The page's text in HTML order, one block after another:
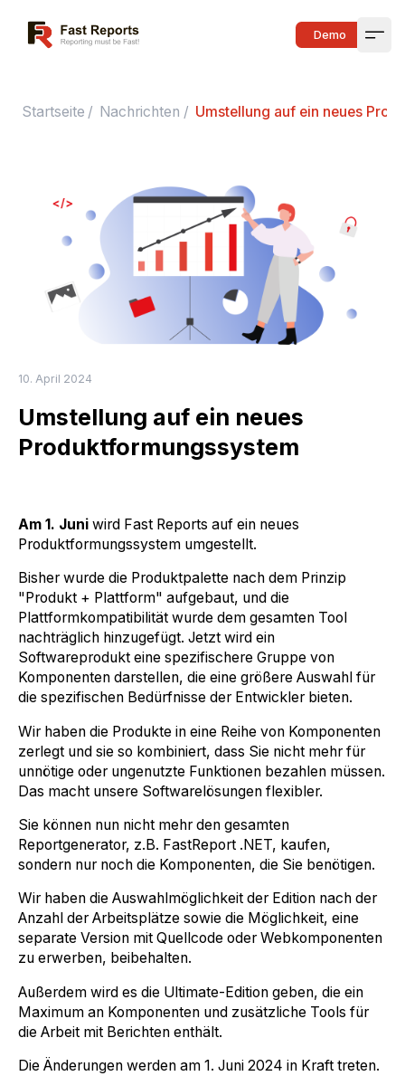
Fast Reports Demo
Startseite / Nachrichten / Umstellung auf ein neues
10. April 2024
Umstellung auf ein neues
Produktformungssystem
Am 1. Juni wird Fast Reports auf ein neues
Produktformungssystem umgestellt.
Bisher wurde die Produktpalette nach dem Prinzip
"Produkt + Plattform" aufgebaut, und die
Plattformkompatibilität wurde dem gesamten Tool
nachträglich hinzugefügt. Jetzt wird ein
Softwareprodukt eine spezifischere Gruppe von
Komponenten darstellen, die eine größere Auswahl für
die spezifischen Bedürfnisse der Entwickler bieten.
Wir haben die Produkte in eine Reihe von Komponenten
zerlegt und sie so kombiniert, dass Sie nicht mehr für
unnötige oder ungenutzte Funktionen bezahlen müssen.
Das macht unsere Softwarelösungen flexibler.
Sie können nun nicht mehr den gesamten
Reportgenerator, z.B. FastReport .NET, kaufen,
sondern nur noch die Komponenten, die Sie benötigen.
Wir haben die Auswahlmöglichkeit der Edition nach der
Anzahl der Arbeitsplätze sowie die Möglichkeit, eine
separate Version mit Quellcode oder Webkomponenten
zu erwerben, beibehalten.
Außerdem wird es die Ultimate-Edition geben, die ein
Maximum an Komponenten und zusätzliche Tools für
die Arbeit mit Berichten enthält.
Die Änderungen werden am 1. Juni 2024 in Kraft treten.